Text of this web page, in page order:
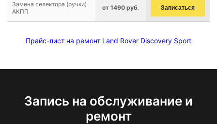
Замена селектора (ручки)
АКПП
от 1490 руб. Записаться
Прайс-лист на ремонт Land Rover Discovery Sport
Запись на обслуживание и
ремонт